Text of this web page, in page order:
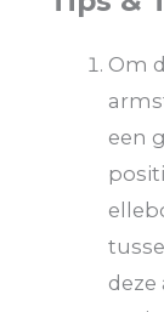
Om
een
deze